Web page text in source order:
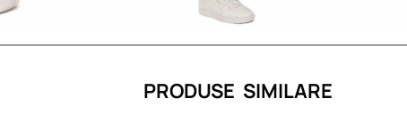
PRODUSE SIMILARE